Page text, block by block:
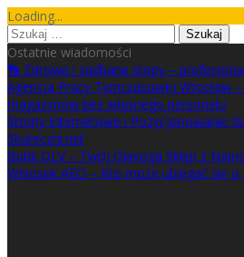
Skip
to
content
Loading...
Szukaj:
Ostatnie wiadomości
👣 Zdrowe i zadbane stopy –
Agencja Pracy Tymczasowej Wrocław
magazynów bez własnego personelu
Strony Internetowe i Pozycjonowanie
Skuteczni.net
Butik OLV – Twój Olavoga Sklep z
Wniosek AEO – Kto może ubiegać się o